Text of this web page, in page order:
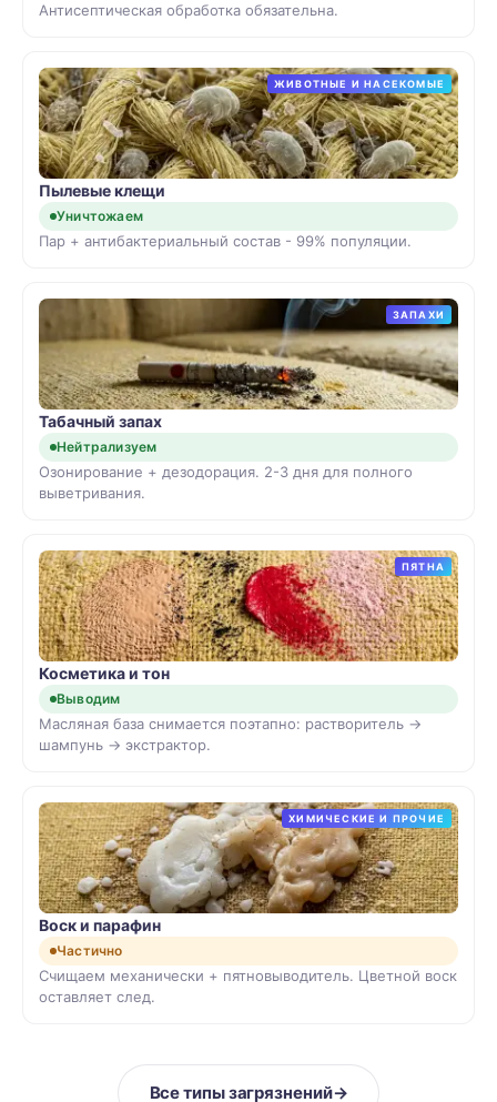
Антисептическая обработка обязательна.
ЖИВОТНЫЕ И НАСЕКОМЫЕ
Пылевые клещи
Уничтожаем
Пар + антибактериальный состав - 99% популяции.
ЗАПАХИ
Табачный запах
Нейтрализуем
Озонирование + дезодорация. 2-3 дня для полного
выветривания.
ПЯТНА
Косметика и тон
Выводим
Масляная база снимается поэтапно: растворитель →
шампунь → экстрактор.
ХИМИЧЕСКИЕ И ПРОЧИЕ
Воск и парафин
Частично
Счищаем механически + пятновыводитель. Цветной воск
оставляет след.
Все типы загрязнений→